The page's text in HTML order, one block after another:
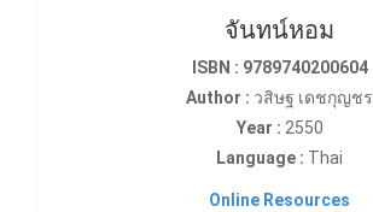
จันทน์หอม
ISBN : 9789740200604
Author : วสิษฐ เดชกุญชร
Year : 2550
Language : Thai
Online Resources